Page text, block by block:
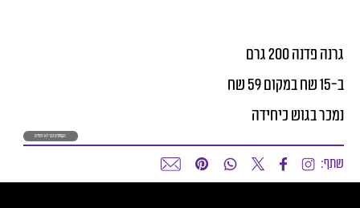
גרנה פדנה 200 גרם
ב-15 שח במקום 59 שח
נמכר בגוש כיחידה
הקופונים כבר לא זמינים
שתף: